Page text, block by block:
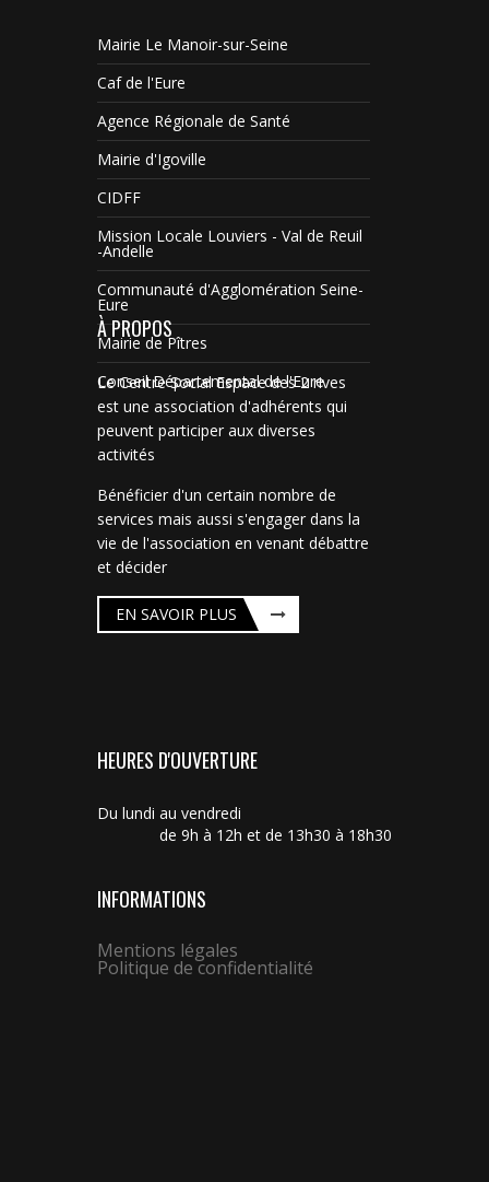
Mairie Le Manoir-sur-Seine
Caf de l'Eure
Agence Régionale de Santé
Mairie d'Igoville
CIDFF
Mission Locale Louviers - Val de Reuil
-Andelle
Communauté d'Agglomération Seine-
Eure
Mairie de Pîtres
Conseil Départemental de l'Eure
À PROPOS
Le Centre Social Espace des 2 rives
est une association d'adhérents qui
peuvent participer aux diverses
activités
Bénéficier d'un certain nombre de
services mais aussi s'engager dans la
vie de l'association en venant débattre
et décider
EN SAVOIR PLUS
HEURES D'OUVERTURE
Du lundi au vendredi
de 9h à 12h et de 13h30 à 18h30
INFORMATIONS
Mentions légales
Politique de confidentialité